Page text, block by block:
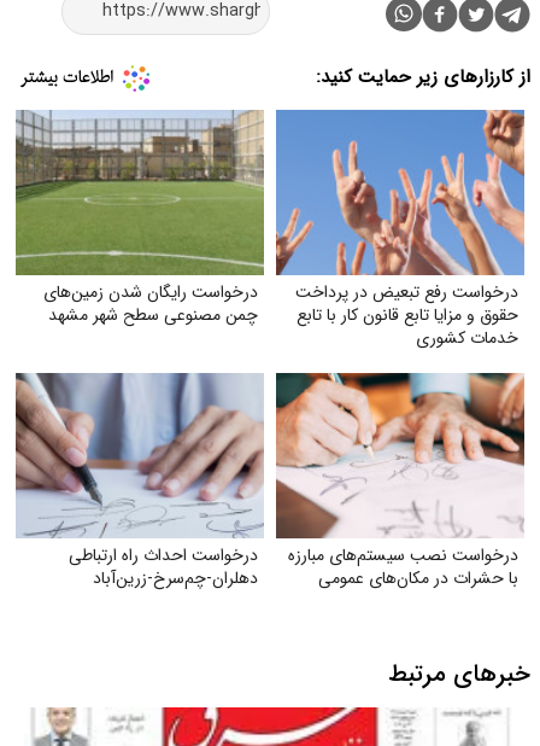
از کارزارهای زیر حمایت کنید:
درخواست رفع تبعیض در پرداخت
حقوق و مزایا تابع قانون کار با تابع
خدمات کشوری
درخواست رایگان شدن زمین‌های
چمن مصنوعی سطح شهر مشهد
درخواست نصب سیستم‌های مبارزه
با حشرات در مکان‌های عمومی
درخواست احداث راه ارتباطی
دهلران-چم‌سرخ-زرین‌آباد
خبرهای مرتبط